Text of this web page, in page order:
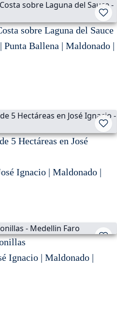
sobre Laguna del Sauce
Punta Ballena | Maldonado |
5 Hectáreas en José
Ignacio | Maldonado |
Ignacio | Maldonado |